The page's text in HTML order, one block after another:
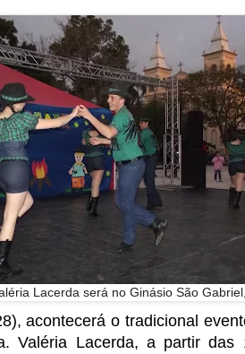
Lacerda será no Ginásio São
acontecerá o tradicional
Valéria Lacerda, a partir das